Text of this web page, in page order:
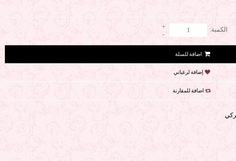
الكمية:
+
-
إضافة لرغباتي
اضافة للمقارنة